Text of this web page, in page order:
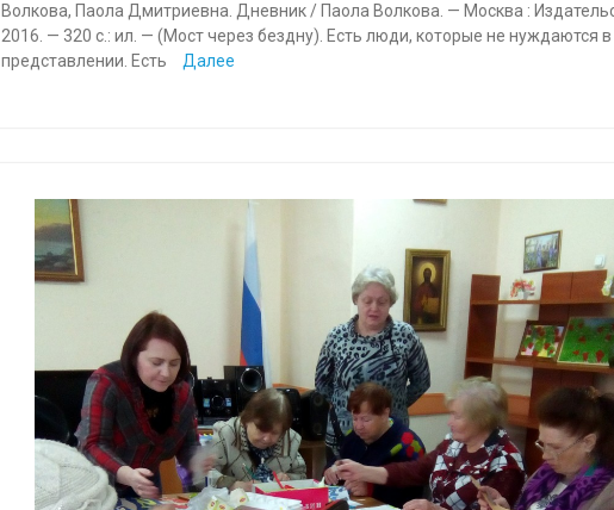
Волкова, Паола Дмитриевна. Дневник / Паола Волкова. — Москва :
2016. — 320 с.: ил. — (Мост через бездну). Есть люди, которые не нуждаются в
представлении. Есть
Далее